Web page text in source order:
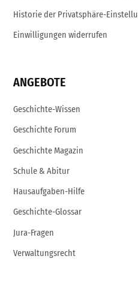
Historie der Privatsphäre-
Einwilligungen widerrufen
ANGEBOTE
Geschichte-Wissen
Geschichte Forum
Geschichte Magazin
Schule & Abitur
Hausaufgaben-Hilfe
Geschichte-Glossar
Jura-Fragen
Verwaltungsrecht